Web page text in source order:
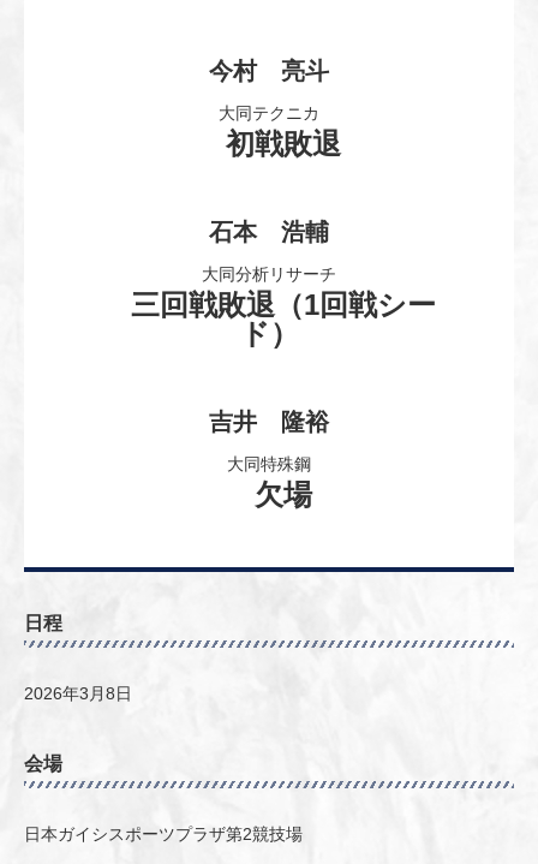
今村 亮斗
大同テクニカ
初戦敗退
石本 浩輔
大同分析リサーチ
三回戦敗退（1回戦シー
ド）
吉井 隆裕
大同特殊鋼
欠場
日程
2026年3月8日
会場
日本ガイシスポーツプラザ第2競技場